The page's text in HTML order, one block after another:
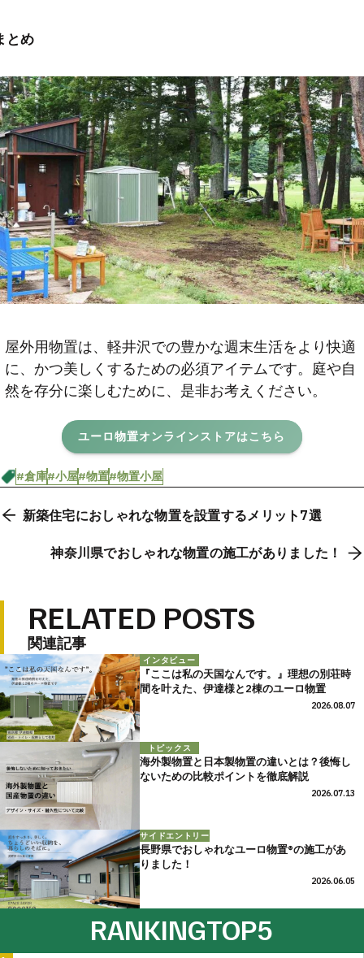
とめ
屋外用物置は、軽井沢での豊かな週末生活をより快適
に、かつ美しくするための必須アイテムです。庭や自
然を存分に楽しむために、是非お考えください。
ユーロ物置オンラインストアはこちら
#倉庫#小屋#物置#物置小屋
新築住宅におしゃれな物置を設置するメリット7選
神奈川県でおしゃれな物置の施工がありました！
RELATED POSTS
関連記事
インタビュー
『ここは私の天国なんです。』理想の別荘時
間を叶えた、伊達様と2棟のユーロ物置
2026.08.07
トピックス
海外製物置と日本製物置の違いとは？後悔し
ないための比較ポイントを徹底解説
2026.07.13
サイドエントリー
長野県でおしゃれなユーロ物置®の施工があ
りました！
2026.06.05
RANKINGTOP5